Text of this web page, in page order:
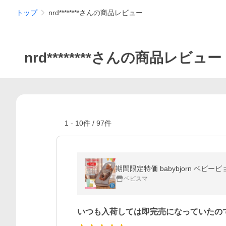
トップ nrd********さんの商品レビュー
nrd********さんの商品レビュー
1 - 10件 / 97件
ベビスマ
いつも入荷しては即完売になっていた